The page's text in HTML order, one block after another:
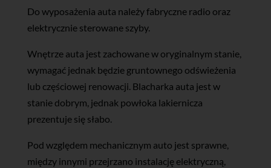
Do wyposażenia auta należy fabryczne radio oraz
elektrycznie sterowane szyby.
Wnętrze auta jest zachowane w oryginalnym stanie,
wymagać jednak będzie gruntownego odświeżenia
lub częściowej renowacji. Blacharka auta jest w
stanie dobrym, jednak powłoka lakiernicza
prezentuje się słabo.
Pod względem mechanicznym auto jest sprawne,
między innymi przejrzano instalację elektryczną,